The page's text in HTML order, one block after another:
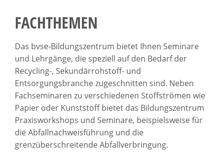
FACHTHEMEN
Das bvse-Bildungszentrum bietet Ihnen Seminare
und Lehrgänge, die speziell auf den Bedarf der
Recycling-, Sekundärrohstoff- und
Entsorgungsbranche zugeschnitten sind. Neben
Fachseminaren zu verschiedenen Stoffströmen wie
Papier oder Kunststoff bietet das Bildungszentrum
Praxisworkshops und Seminare, beispielsweise für
die Abfallnachweisführung und die
grenzüberschreitende Abfallverbringung.